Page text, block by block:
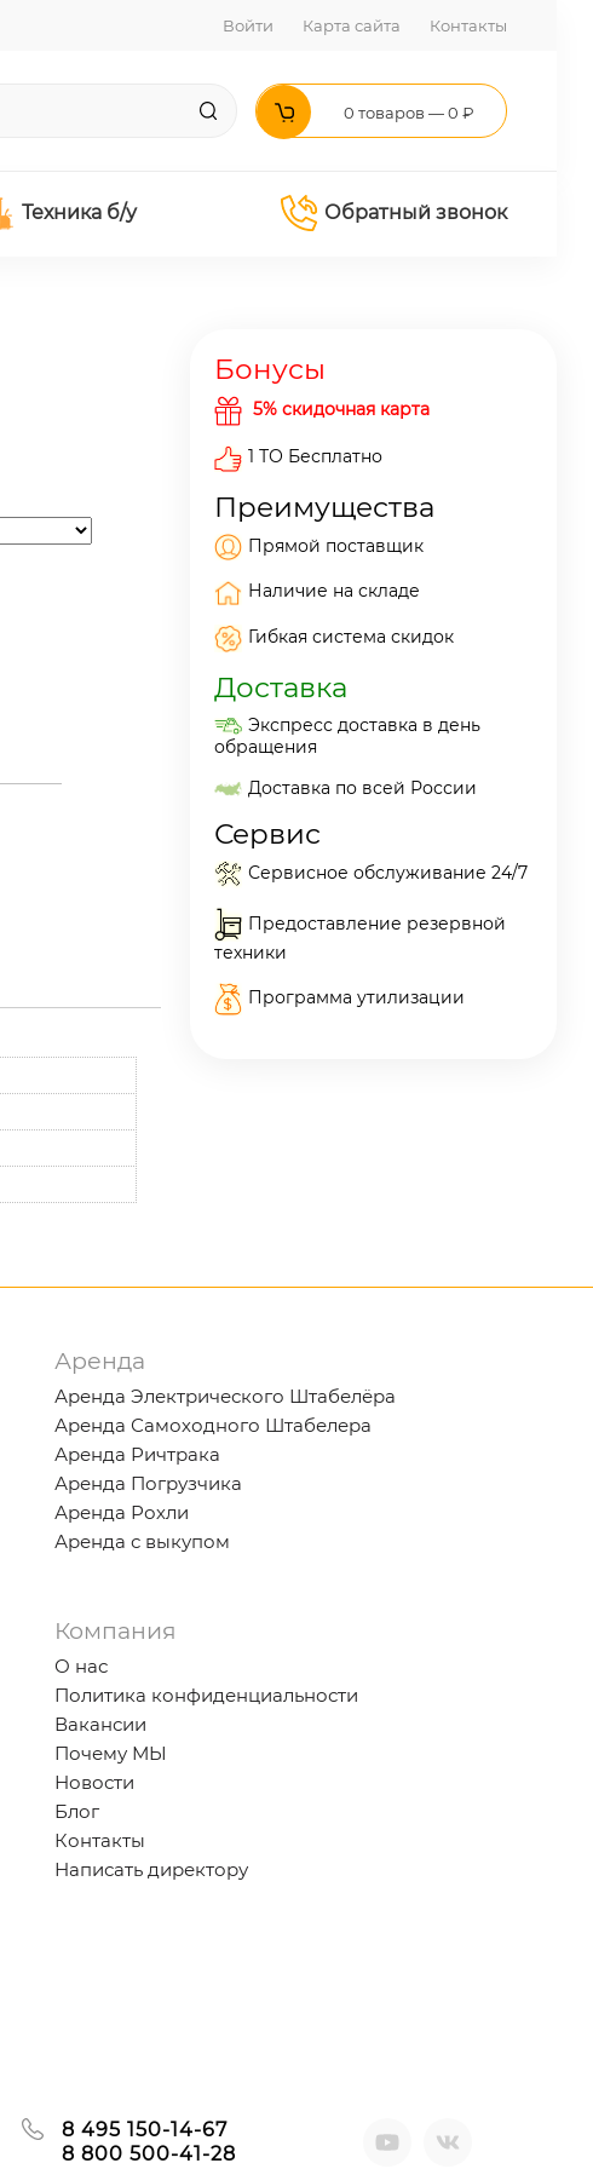
Войти Карта сайта Контакты
0 товаров — 0 ₽
Техника б/у Обратный звонок
Бонусы
5% скидочная карта
1 ТО Бесплатно
Преимущества
Прямой поставщик
Наличие на складе
Гибкая система скидок
Доставка
Экспресс доставка в день
обращения
Доставка по всей России
Сервис
Сервисное обслуживание 24/7
Предоставление резервной
техники
Программа утилизации
Аренда
Аренда Электрического Штабелёра
Аренда Самоходного Штабелера
Аренда Ричтрака
Аренда Погрузчика
Аренда Рохли
Аренда с выкупом
Компания
О нас
Политика конфиденциальности
Вакансии
Почему МЫ
Новости
Блог
Контакты
Написать директору
8 495 150-14-67
8 800 500-41-28